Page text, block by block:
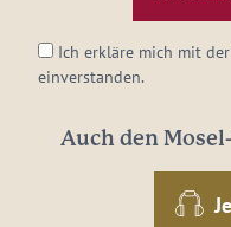
Ich erkläre mich mit der
einverstanden.
Auch den